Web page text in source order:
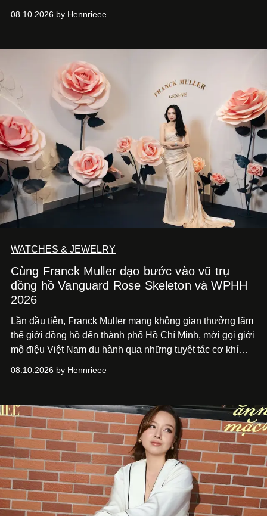
Lan. Sáu gương mặt gồm Tor Thanapob, Jeff Satur, PP
xuất hiện trong những thiết kế Cartier, mỗi người lựa chọn
một ngôn ngữ riêng để diễn giải tinh thần của Maison.
08.10.2026 by Hennrieee
WATCHES & JEWELRY
Cùng Franck Muller dạo bước vào vũ trụ
đồng hồ Vanguard Rose Skeleton và WPHH
2026
Lần đầu tiên, Franck Muller mang không gian thưởng lãm
thế giới đồng hồ đến thành phố Hồ Chí Minh, mời gọi giới
mộ điệu Việt Nam du hành qua những tuyệt tác cơ khí
vừa ra mắt tại sự kiện WPHH 2026.
08.10.2026 by Hennrieee